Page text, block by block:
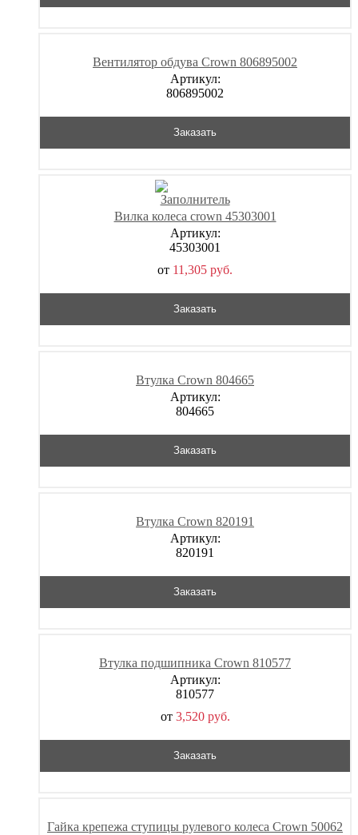
Вентилятор обдува Crown 806895002
Артикул:
806895002
Заказать
Вилка колеса crown 45303001
Артикул:
45303001
от 11,305 руб.
Заказать
Втулка Crown 804665
Артикул:
804665
Заказать
Втулка Crown 820191
Артикул:
820191
Заказать
Втулка подшипника Crown 810577
Артикул:
810577
от 3,520 руб.
Заказать
Гайка крепежа ступицы рулевого колеса Crown 50062